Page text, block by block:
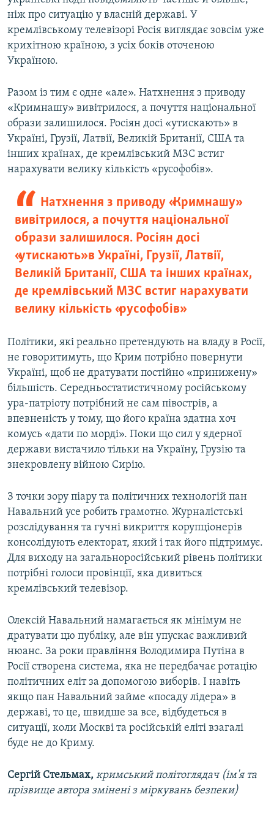
ніж про ситуацію у власній державі. У
кремлівському телевізорі Росія виглядає зовсім уже
крихітною країною, з усіх боків оточеною
Україною.
Разом із тим є одне «але». Натхнення з приводу
«Кримнашу» вивітрилося, а почуття національної
образи залишилося. Росіян досі «утискають» в
Україні, Грузії, Латвії, Великій Британії, США та
інших країнах, де кремлівський МЗС встиг
нарахувати велику кількість «русофобів».
Натхнення з приводу «Кримнашу»
вивітрилося, а почуття національної
образи залишилося. Росіян досі
«утискають» в Україні, Грузії, Латвії,
Великій Британії, США та інших країнах,
де кремлівський МЗС встиг нарахувати
велику кількість «русофобів»
Політики, які реально претендують на владу в Росії,
не говоритимуть, що Крим потрібно повернути
Україні, щоб не дратувати постійно «принижену»
більшість. Середньостатистичному російському
ура-патріоту потрібний не сам півострів, а
впевненість у тому, що його країна здатна хоч
комусь «дати по морді». Поки що сил у ядерної
держави вистачило тільки на Україну, Грузію та
знекровлену війною Сирію.
З точки зору піару та політичних технологій пан
Навальний усе робить грамотно. Журналістські
розслідування та гучні викриття корупціонерів
консолідують електорат, який і так його підтримує.
Для виходу на загальноросійський рівень політики
потрібні голоси провінції, яка дивиться
кремлівський телевізор.
Олексій Навальний намагається як мінімум не
дратувати цю публіку, але він упускає важливий
нюанс. За роки правління Володимира Путіна в
Росії створена система, яка не передбачає ротацію
політичних еліт за допомогою виборів. І навіть
якщо пан Навальний займе «посаду лідера» в
державі, то це, швидше за все, відбудеться в
ситуації, коли Москві та російській еліті взагалі
буде не до Криму.
Сергій Стельмах, кримський політоглядач (ім'я та
прізвище автора змінені з міркувань безпеки)